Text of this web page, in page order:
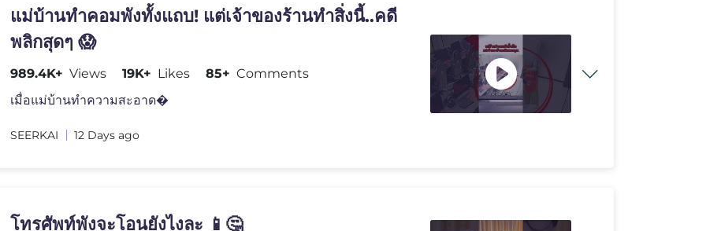
แม่บ้านทำคอมพังทั้งแถบ! แต่เจ้าของร้านทำสิ่งนี้..คดี
พลิกสุดๆ 😱
989.4K+ Views 19K+ Likes 85+ Comments
เมื่อแม่บ้านทำความสะอาด�
SEERKAI 12 Days ago
โทรศัพท์พังจะโอนยังไงละ 📱🤔